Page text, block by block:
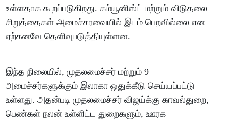
உள்ளதாக கூறப்படுகிறது. கம்யூனிஸ்ட் மற்றும் விடுதலை
சிறுத்தைகள் அமைச்சரவையில் இடம் பெறவில்லை என
ஏற்கனவே தெளிவுபடுத்தியுள்ளன.
இந்த நிலையில், முதலமைச்சர் மற்றும் 9
அமைச்சர்களுக்கும் இலாகா ஒதுக்கீடு செய்யப்பட்டு
உள்ளது. அதன்படி முதலமைச்சர் விஜய்க்கு காவல்துறை,
பெண்கள் நலன் உள்ளிட்ட துறைகளும், ஊரக